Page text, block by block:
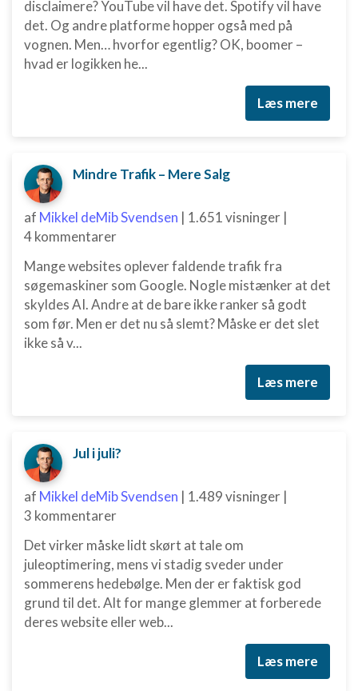
disclaimere? YouTube vil have det. Spotify vil have
det. Og andre platforme hopper også med på
vognen. Men… hvorfor egentlig? OK, boomer –
hvad er logikken he...
Læs mere
Mindre Trafik – Mere Salg
af Mikkel deMib Svendsen | 1.651 visninger |
4 kommentarer
Mange websites oplever faldende trafik fra
søgemaskiner som Google. Nogle mistænker at det
skyldes AI. Andre at de bare ikke ranker så godt
som før. Men er det nu så slemt? Måske er det slet
ikke så v...
Læs mere
Jul i juli?
af Mikkel deMib Svendsen | 1.489 visninger |
3 kommentarer
Det virker måske lidt skørt at tale om
juleoptimering, mens vi stadig sveder under
sommerens hedebølge. Men der er faktisk god
grund til det. Alt for mange glemmer at forberede
deres website eller web...
Læs mere
Måle annonceringseffektivitet
Måle indholdseffektivitet
kombinationer af oplysninger fra forskellige
Bruge begrænsede oplysninger til at vælge
indhold
IAB Special Features:
Bruge præcise geografiske
Identificere enheder baseret på aktivt
anmodede oplysninger
Ikke-IAB-behandlingsformål:
Nødvendig
Annoncering / marketing